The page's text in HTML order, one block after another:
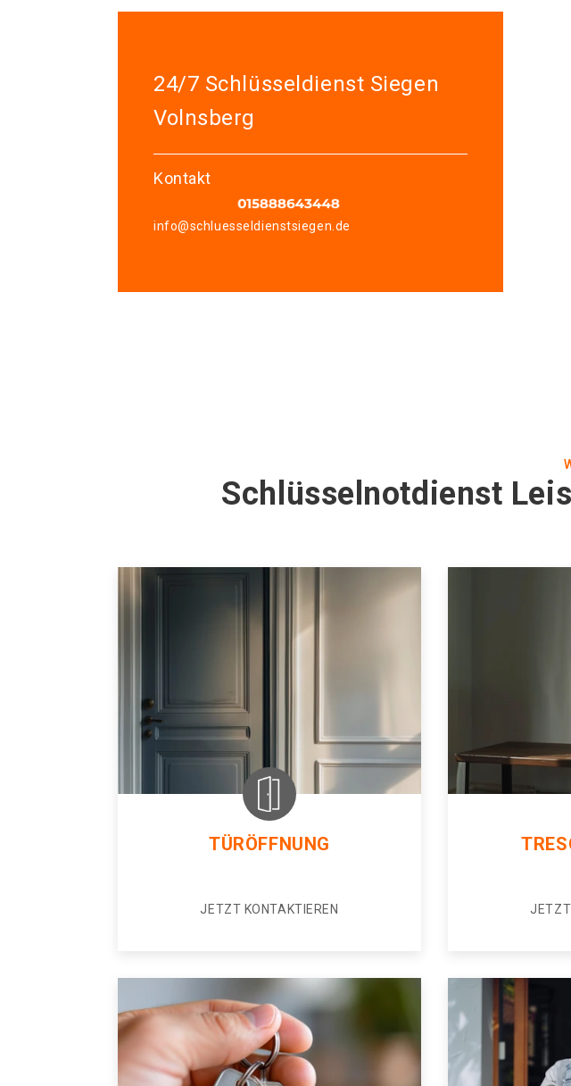
24/7 Schlüsseldienst Siegen
Volnsberg
Kontakt
info@schluesseldienstsiegen.de
Schlüsselnotdienst
TÜRÖFFNUNG
JETZT KONTAKTIEREN JETZT